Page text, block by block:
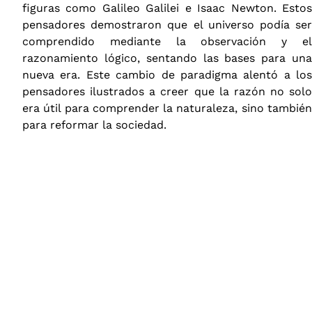
figuras como Galileo Galilei e Isaac Newton. Estos
pensadores demostraron que el universo podía ser
comprendido mediante la observación y el
razonamiento lógico, sentando las bases para una
nueva era. Este cambio de paradigma alentó a los
pensadores ilustrados a creer que la razón no solo
era útil para comprender la naturaleza, sino también
para reformar la sociedad.